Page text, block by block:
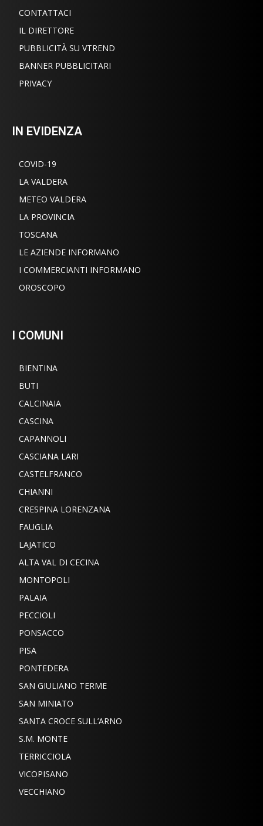
CONTATTACI
IL DIRETTORE
PUBBLICITÀ SU VTREND
BANNER PUBBLICITARI
PRIVACY
IN EVIDENZA
COVID-19
LA VALDERA
METEO VALDERA
LA PROVINCIA
TOSCANA
LE AZIENDE INFORMANO
I COMMERCIANTI INFORMANO
OROSCOPO
I COMUNI
BIENTINA
BUTI
CALCINAIA
CASCINA
CAPANNOLI
CASCIANA LARI
CASTELFRANCO
CHIANNI
CRESPINA LORENZANA
FAUGLIA
LAJATICO
ALTA VAL DI CECINA
MONTOPOLI
PALAIA
PECCIOLI
PONSACCO
PISA
PONTEDERA
SAN GIULIANO TERME
SAN MINIATO
SANTA CROCE SULL’ARNO
S.M. MONTE
TERRICCIOLA
VICOPISANO
VECCHIANO